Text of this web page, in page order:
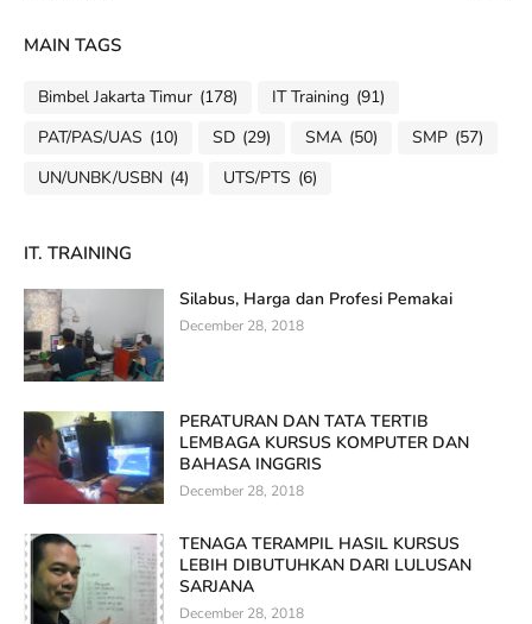
MAIN TAGS
Bimbel Jakarta Timur (178) IT Training (91)
PAT/PAS/UAS (10) SD (29) SMA (50) SMP (57)
UN/UNBK/USBN (4) UTS/PTS (6)
IT. TRAINING
Silabus, Harga dan Profesi Pemakai
December 28, 2018
PERATURAN DAN TATA TERTIB
LEMBAGA KURSUS KOMPUTER DAN
BAHASA INGGRIS
December 28, 2018
TENAGA TERAMPIL HASIL KURSUS
LEBIH DIBUTUHKAN DARI LULUSAN
SARJANA
December 28, 2018